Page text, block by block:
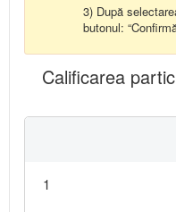
3) După
butonul:
Calificarea
1